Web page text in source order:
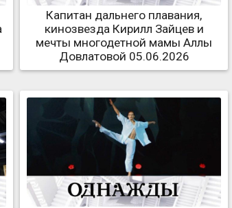
Капитан дальнего плавания,
кинозвезда Кирилл Зайцев и
мечты многодетной мамы Аллы
Довлатовой 05.06.2026